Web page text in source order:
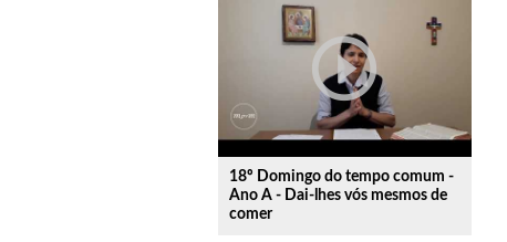
play_circle_outline
18º Domingo do tempo comum -
Ano A - Dai-lhes vós mesmos de
comer